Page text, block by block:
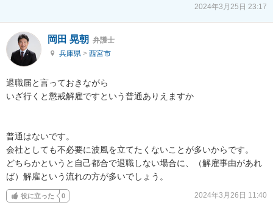
2024年3月25日 23:17
岡田 晃朝 弁護士
兵庫県 > 西宮市
退職届と言っておきながら
いざ行くと懲戒解雇ですという普通ありえますか
普通はないです。
会社としても不必要に波風を立てたくないことが多いからです。
どちらかというと自己都合で退職しない場合に、（解雇事由があれ
ば）解雇という流れの方が多いでしょう。
役に立った 0 2024年3月26日 11:40